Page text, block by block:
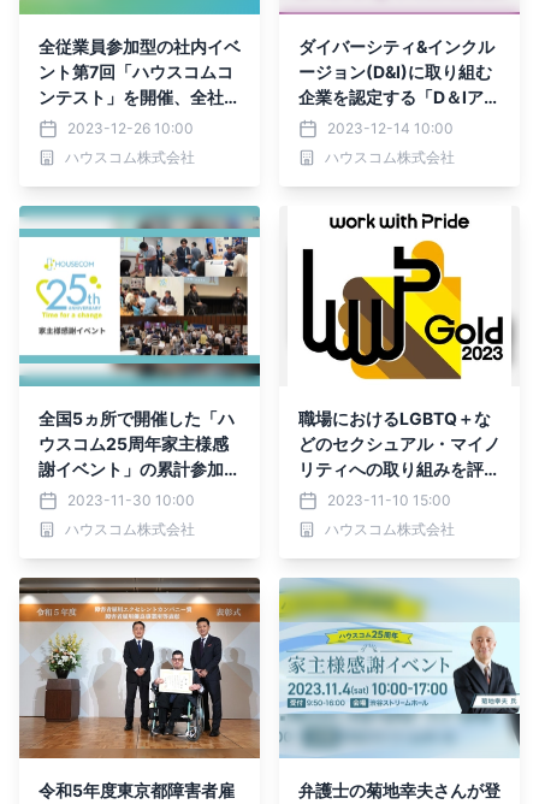
全従業員参加型の社内イベ
ント第7回「ハウスコムコ
ンテスト」を開催、全社的
品質管理「TQC」、ビジ
ネスアイデア、接客の3部
門において経営層の審査を
2023-12-26 10:00
ハウスコム株式会社
ダイバーシティ&インクル
ージョン(D&I)に取り組む
企業を認定する「D＆Iアワ
ード2023」で最上位のベ
ストワークプレイス認定を
3年連続取得
2023-12-14 10:00
ハウスコム株式会社
全国5ヵ所で開催した「ハ
ウスコム25周年家主様感
謝イベント」の累計参加者
数が830名へ、40種超の
セミナーが好評、最新情報
収集の場として活用の実態
2023-11-30 10:00
ハウスコム株式会社
職場におけるLGBTQ＋な
どのセクシュアル・マイノ
リティへの取り組みを評価
する「PRIDE指標2023」
において最上位ゴールド認
定を取得
2023-11-10 15:00
ハウスコム株式会社
令和5年度東京都障害者雇
弁護士の菊地幸夫さんが登